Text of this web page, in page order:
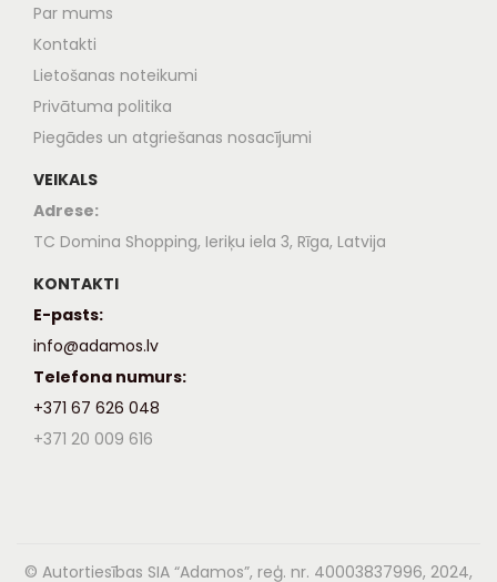
Par mums
Kontakti
Lietošanas noteikumi
Privātuma politika
Piegādes un atgriešanas nosacījumi
VEIKALS
Adrese:
TC Domina Shopping, Ieriķu iela 3, Rīga, Latvija
KONTAKTI
E-pasts:
info@adamos.lv
Telefona numurs:
+371 67 626 048
+371 20 009 616
© Autortiesības SIA “Adamos”, reģ. nr. 40003837996, 2024,